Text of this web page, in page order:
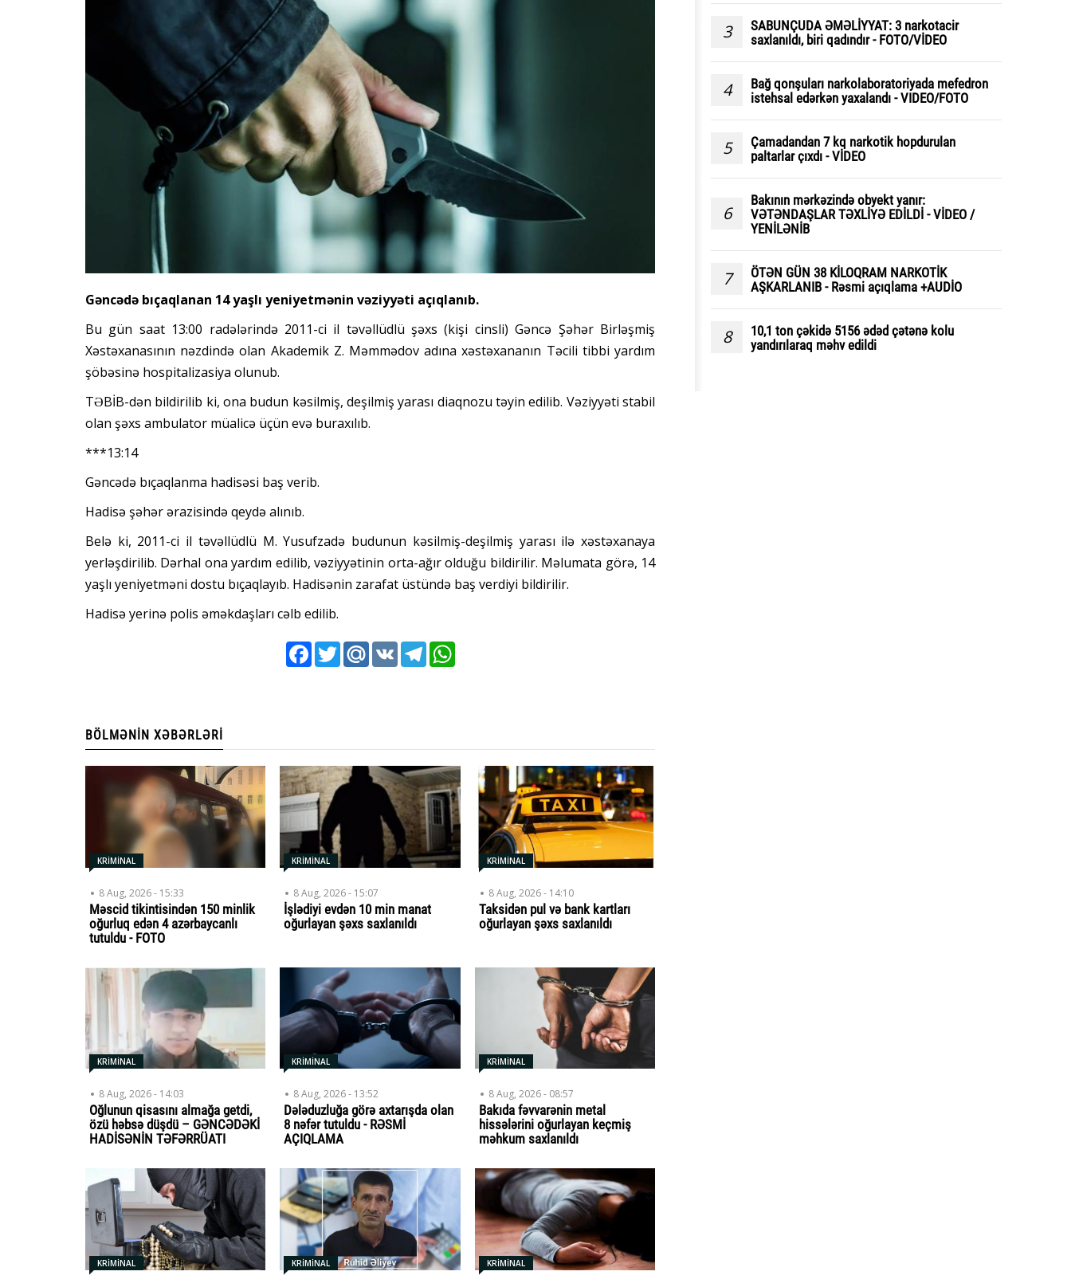
Gəncədə bıçaqlanan 14 yaşlı yeniyetmənin vəziyyəti açıqlanıb.
Bu gün saat 13:00 radələrində 2011-ci il təvəllüdlü şəxs (kişi cinsli) Gəncə Şəhər Birləşmiş
Xəstəxanasının nəzdində olan Akademik Z. Məmmədov adına xəstəxananın Təcili tibbi yardım
şöbəsinə hospitalizasiya olunub.
TƏBİB-dən bildirilib ki, ona budun kəsilmiş, deşilmiş yarası diaqnozu təyin edilib. Vəziyyəti stabil
olan şəxs ambulator müalicə üçün evə buraxılıb.
***13:14
Gəncədə bıçaqlanma hadisəsi baş verib.
Hadisə şəhər ərazisində qeydə alınıb.
Belə ki, 2011-ci il təvəllüdlü M. Yusufzadə budunun kəsilmiş-deşilmiş yarası ilə xəstəxanaya
yerləşdirilib. Dərhal ona yardım edilib, vəziyyətinin orta-ağır olduğu bildirilir. Məlumata görə, 14
yaşlı yeniyetməni dostu bıçaqlayıb. Hadisənin zarafat üstündə baş verdiyi bildirilir.
Hadisə yerinə polis əməkdaşları cəlb edilib.
FacebookTwitterMail.RuVK Telegram
BÖLMƏNIN XƏBƏRLƏRI
KRİMİNAL
8 Aug, 2026 - 15:33
Məscid tikintisindən 150 minlik
oğurluq edən 4 azərbaycanlı
tutuldu - FOTO
KRİMİNAL
8 Aug, 2026 - 15:07
İşlədiyi evdən 10 min manat
oğurlayan şəxs saxlanıldı
KRİMİNAL
8 Aug, 2026 - 14:10
Taksidən pul və bank kartları
oğurlayan şəxs saxlanıldı
KRİMİNAL
8 Aug, 2026 - 14:03
Oğlunun qisasını almağa getdi,
özü həbsə düşdü – GƏNCƏDƏKİ
HADİSƏNİN TƏFƏRRÜATI
KRİMİNAL
8 Aug, 2026 - 13:52
Dələduzluğa görə axtarışda olan
8 nəfər tutuldu - RƏSMİ
AÇIQLAMA
KRİMİNAL
8 Aug, 2026 - 08:57
Bakıda fəvvarənin metal
hissələrini oğurlayan keçmiş
məhkum saxlanıldı
KRİMİNAL KRİMİNAL KRİMİNAL
3
SABUNÇUDA ƏMƏLİYYAT: 3 narkotacir
saxlanıldı, biri qadındır - FOTO/VİDEO
4
Bağ qonşuları narkolaboratoriyada mefedron
istehsal edərkən yaxalandı - VIDEO/FOTO
5
Çamadandan 7 kq narkotik hopdurulan
paltarlar çıxdı - VİDEO
6
Bakının mərkəzində obyekt yanır:
VƏTƏNDAŞLAR TƏXLİYƏ EDİLDİ - VİDEO /
YENİLƏNİB
7
ÖTƏN GÜN 38 KİLOQRAM NARKOTİK
AŞKARLANIB - Rəsmi açıqlama +AUDİO
8
10,1 ton çəkidə 5156 ədəd çətənə kolu
yandırılaraq məhv edildi